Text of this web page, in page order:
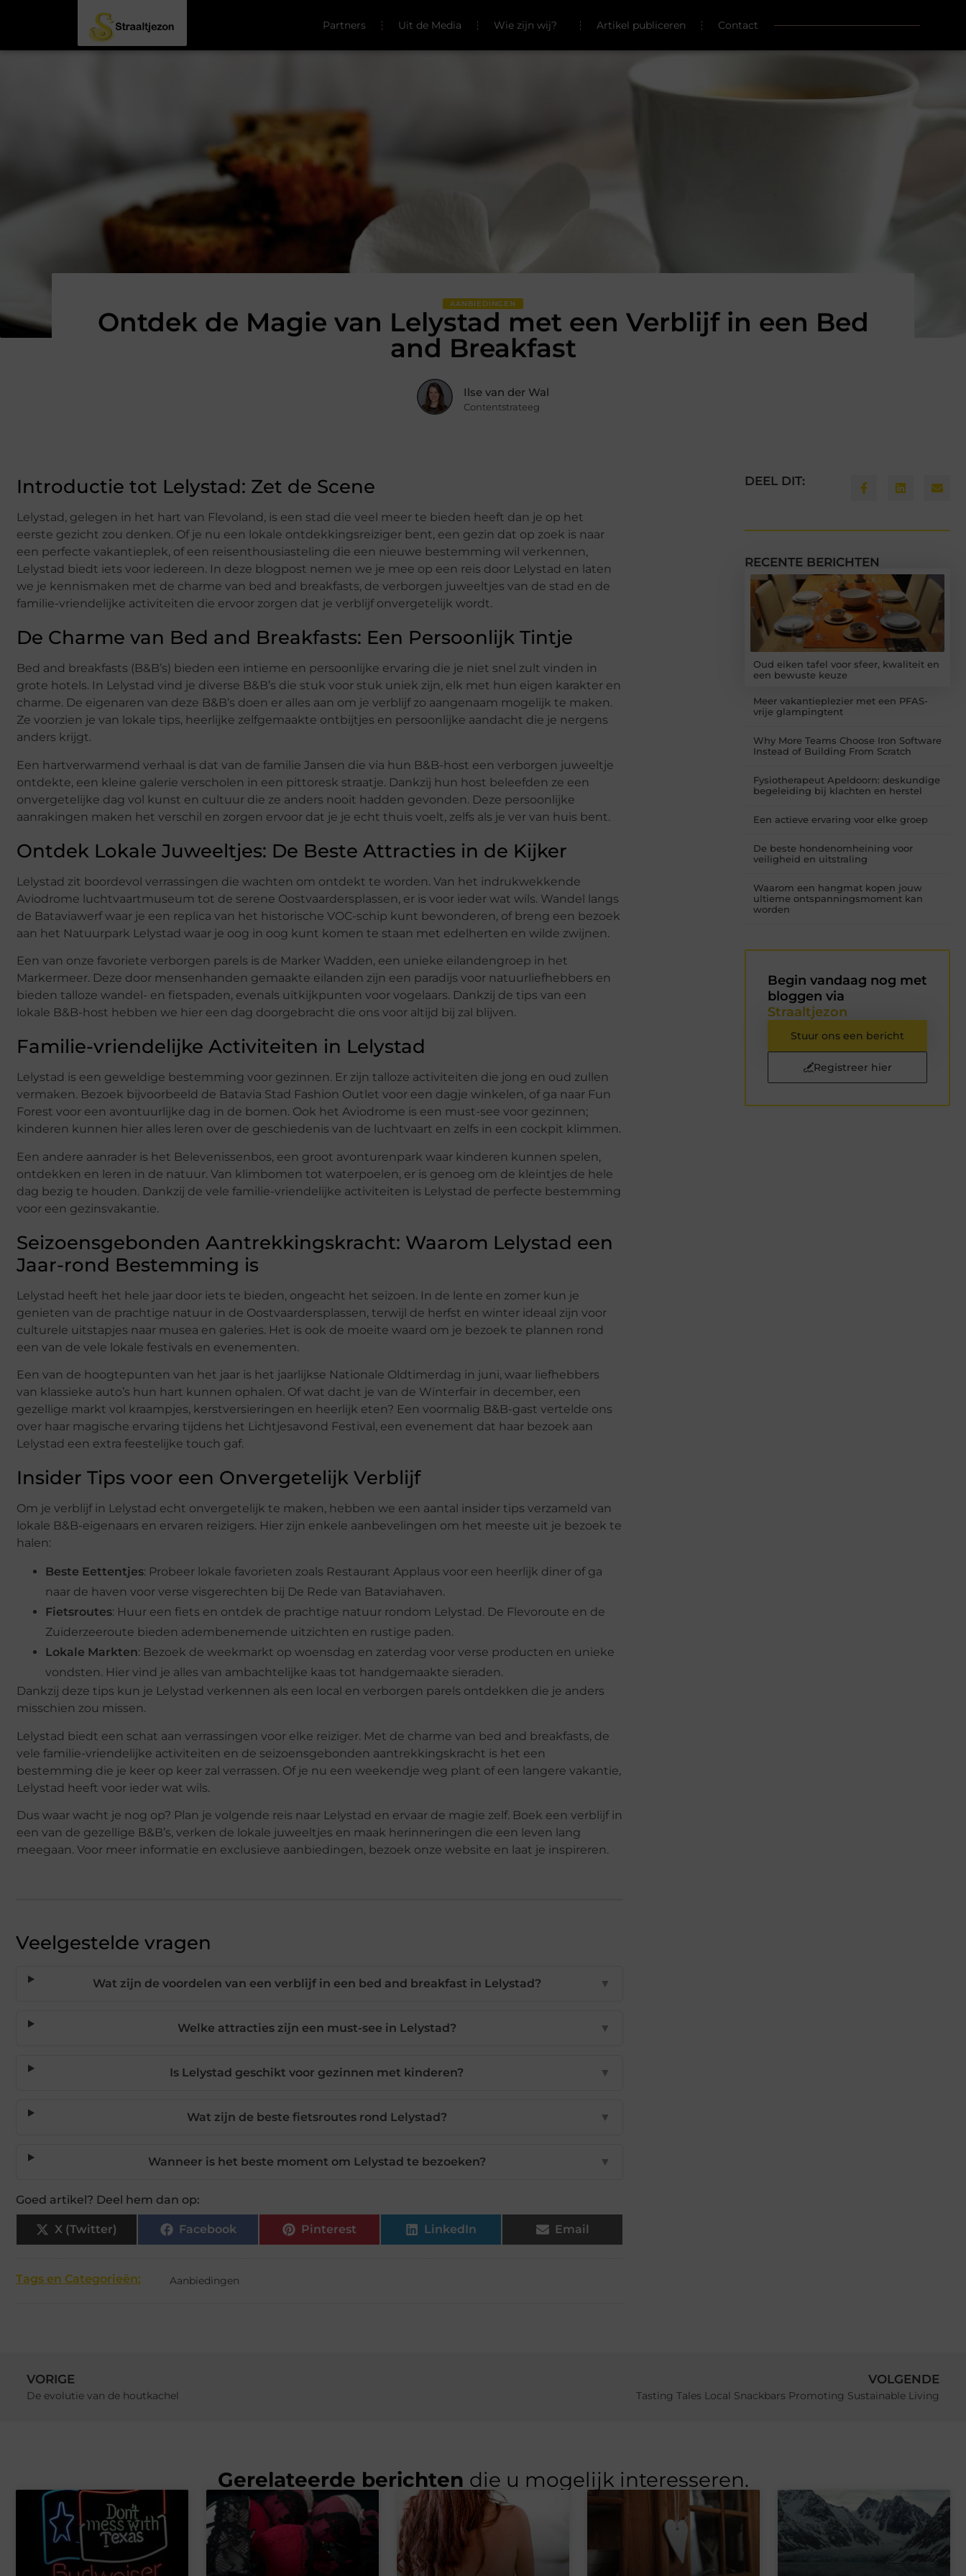
Partners Uit de Media Wie zijn wij? Artikel publiceren Contact
AANBIEDINGEN
Ontdek de Magie van Lelystad met een Verblijf in een Bed
and Breakfast
Ilse van der Wal
Contentstrateeg
Introductie tot Lelystad: Zet de Scene
Lelystad, gelegen in het hart van Flevoland, is een stad die veel meer te bieden heeft dan je op het
eerste gezicht zou denken. Of je nu een lokale ontdekkingsreiziger bent, een gezin dat op zoek is naar
een perfecte vakantieplek, of een reisenthousiasteling die een nieuwe bestemming wil verkennen,
Lelystad biedt iets voor iedereen. In deze blogpost nemen we je mee op een reis door Lelystad en laten
we je kennismaken met de charme van bed and breakfasts, de verborgen juweeltjes van de stad en de
familie-vriendelijke activiteiten die ervoor zorgen dat je verblijf onvergetelijk wordt.
De Charme van Bed and Breakfasts: Een Persoonlijk Tintje
Bed and breakfasts (B&B’s) bieden een intieme en persoonlijke ervaring die je niet snel zult vinden in
grote hotels. In Lelystad vind je diverse B&B’s die stuk voor stuk uniek zijn, elk met hun eigen karakter en
charme. De eigenaren van deze B&B’s doen er alles aan om je verblijf zo aangenaam mogelijk te maken.
Ze voorzien je van lokale tips, heerlijke zelfgemaakte ontbijtjes en persoonlijke aandacht die je nergens
anders krijgt.
Een hartverwarmend verhaal is dat van de familie Jansen die via hun B&B-host een verborgen juweeltje
ontdekte, een kleine galerie verscholen in een pittoresk straatje. Dankzij hun host beleefden ze een
onvergetelijke dag vol kunst en cultuur die ze anders nooit hadden gevonden. Deze persoonlijke
aanrakingen maken het verschil en zorgen ervoor dat je je echt thuis voelt, zelfs als je ver van huis bent.
Ontdek Lokale Juweeltjes: De Beste Attracties in de Kijker
Lelystad zit boordevol verrassingen die wachten om ontdekt te worden. Van het indrukwekkende
Aviodrome luchtvaartmuseum tot de serene Oostvaardersplassen, er is voor ieder wat wils. Wandel langs
de Bataviawerf waar je een replica van het historische VOC-schip kunt bewonderen, of breng een bezoek
aan het Natuurpark Lelystad waar je oog in oog kunt komen te staan met edelherten en wilde zwijnen.
Een van onze favoriete verborgen parels is de Marker Wadden, een unieke eilandengroep in het
Markermeer. Deze door mensenhanden gemaakte eilanden zijn een paradijs voor natuurliefhebbers en
bieden talloze wandel- en fietspaden, evenals uitkijkpunten voor vogelaars. Dankzij de tips van een
lokale B&B-host hebben we hier een dag doorgebracht die ons voor altijd bij zal blijven.
Familie-vriendelijke Activiteiten in Lelystad
Lelystad is een geweldige bestemming voor gezinnen. Er zijn talloze activiteiten die jong en oud zullen
vermaken. Bezoek bijvoorbeeld de Batavia Stad Fashion Outlet voor een dagje winkelen, of ga naar Fun
Forest voor een avontuurlijke dag in de bomen. Ook het Aviodrome is een must-see voor gezinnen;
kinderen kunnen hier alles leren over de geschiedenis van de luchtvaart en zelfs in een cockpit klimmen.
Een andere aanrader is het Belevenissenbos, een groot avonturenpark waar kinderen kunnen spelen,
ontdekken en leren in de natuur. Van klimbomen tot waterpoelen, er is genoeg om de kleintjes de hele
dag bezig te houden. Dankzij de vele familie-vriendelijke activiteiten is Lelystad de perfecte bestemming
voor een gezinsvakantie.
Seizoensgebonden Aantrekkingskracht: Waarom Lelystad een
Jaar-rond Bestemming is
Lelystad heeft het hele jaar door iets te bieden, ongeacht het seizoen. In de lente en zomer kun je
genieten van de prachtige natuur in de Oostvaardersplassen, terwijl de herfst en winter ideaal zijn voor
culturele uitstapjes naar musea en galeries. Het is ook de moeite waard om je bezoek te plannen rond
een van de vele lokale festivals en evenementen.
Een van de hoogtepunten van het jaar is het jaarlijkse Nationale Oldtimerdag in juni, waar liefhebbers
van klassieke auto’s hun hart kunnen ophalen. Of wat dacht je van de Winterfair in december, een
gezellige markt vol kraampjes, kerstversieringen en heerlijk eten? Een voormalig B&B-gast vertelde ons
over haar magische ervaring tijdens het Lichtjesavond Festival, een evenement dat haar bezoek aan
Lelystad een extra feestelijke touch gaf.
Insider Tips voor een Onvergetelijk Verblijf
Om je verblijf in Lelystad echt onvergetelijk te maken, hebben we een aantal insider tips verzameld van
lokale B&B-eigenaars en ervaren reizigers. Hier zijn enkele aanbevelingen om het meeste uit je bezoek te
halen:
Beste Eettentjes: Probeer lokale favorieten zoals Restaurant Applaus voor een heerlijk diner of ga
naar de haven voor verse visgerechten bij De Rede van Bataviahaven.
Fietsroutes: Huur een fiets en ontdek de prachtige natuur rondom Lelystad. De Flevoroute en de
Zuiderzeeroute bieden adembenemende uitzichten en rustige paden.
Lokale Markten: Bezoek de weekmarkt op woensdag en zaterdag voor verse producten en unieke
vondsten. Hier vind je alles van ambachtelijke kaas tot handgemaakte sieraden.
Dankzij deze tips kun je Lelystad verkennen als een local en verborgen parels ontdekken die je anders
misschien zou missen.
Lelystad biedt een schat aan verrassingen voor elke reiziger. Met de charme van bed and breakfasts, de
vele familie-vriendelijke activiteiten en de seizoensgebonden aantrekkingskracht is het een
bestemming die je keer op keer zal verrassen. Of je nu een weekendje weg plant of een langere vakantie,
Lelystad heeft voor ieder wat wils.
Dus waar wacht je nog op? Plan je volgende reis naar Lelystad en ervaar de magie zelf. Boek een verblijf in
een van de gezellige B&B’s, verken de lokale juweeltjes en maak herinneringen die een leven lang
meegaan. Voor meer informatie en exclusieve aanbiedingen, bezoek onze website en laat je inspireren.
Veelgestelde vragen
Wat zijn de voordelen van een verblijf in een bed and breakfast in Lelystad? ▼
Welke attracties zijn een must-see in Lelystad? ▼
Is Lelystad geschikt voor gezinnen met kinderen? ▼
Wat zijn de beste fietsroutes rond Lelystad? ▼
Wanneer is het beste moment om Lelystad te bezoeken? ▼
Goed artikel? Deel hem dan op:
X (Twitter) Facebook Pinterest LinkedIn Email
Tags en Categorieën: Aanbiedingen
DEEL DIT:
RECENTE BERICHTEN
Oud eiken tafel voor sfeer, kwaliteit en
een bewuste keuze
Meer vakantieplezier met een PFAS-
vrije glampingtent
Why More Teams Choose Iron Software
Instead of Building From Scratch
Fysiotherapeut Apeldoorn: deskundige
begeleiding bij klachten en herstel
Een actieve ervaring voor elke groep
De beste hondenomheining voor
veiligheid en uitstraling
Waarom een hangmat kopen jouw
ultieme ontspanningsmoment kan
worden
Begin vandaag nog met
bloggen via
Straaltjezon
Stuur ons een bericht
Registreer hier
VORIGE
De evolutie van de houtkachel
VOLGENDE
Tasting Tales Local Snackbars Promoting Sustainable Living
Gerelateerde berichten die u mogelijk interesseren.